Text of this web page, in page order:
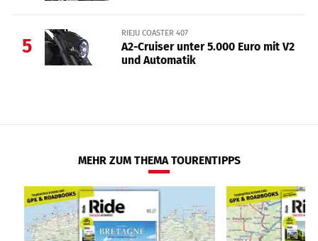
5
RIEJU COASTER 407
A2-Cruiser unter 5.000 Euro mit V2
und Automatik
MEHR ZUM THEMA TOURENTIPPS